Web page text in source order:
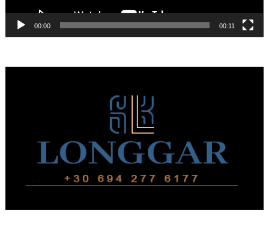
00:00 00:11